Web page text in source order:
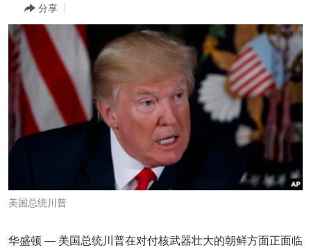
转
航
检
国际
最新国际新闻
印太
中东
欧洲
非洲
分类新闻
经济·金融·贸易
人权·法律·宗教
科教·文娱·体健
军事
美中关系
热点专题
白宫要闻
国会报道
美国之音专访
VOA视频
VOA今日焦点
关注我们
分享
美国总统川普
华盛顿 — 美国总统川普在对付核武器壮大的朝鲜方面正面临